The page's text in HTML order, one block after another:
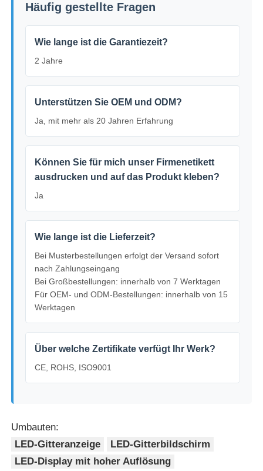
Häufig gestellte Fragen
Wie lange ist die Garantiezeit?
2 Jahre
Unterstützen Sie OEM und ODM?
Ja, mit mehr als 20 Jahren Erfahrung
Können Sie für mich unser Firmenetikett
ausdrucken und auf das Produkt kleben?
Ja
Wie lange ist die Lieferzeit?
Bei Musterbestellungen erfolgt der Versand sofort
nach Zahlungseingang
Bei Großbestellungen: innerhalb von 7 Werktagen
Für OEM- und ODM-Bestellungen: innerhalb von 15
Werktagen
Über welche Zertifikate verfügt Ihr Werk?
CE, ROHS, ISO9001
Umbauten:
LED-Gitteranzeige
LED-Gitterbildschirm
LED-Display mit hoher Auflösung